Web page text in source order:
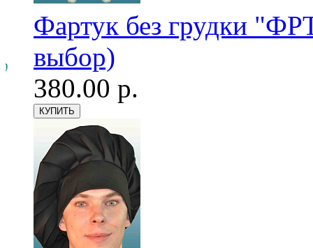
Фартук без грудки
выбор)
380.00 р.